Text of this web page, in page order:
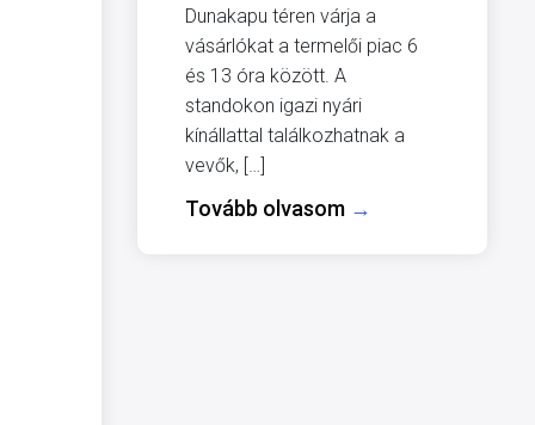
Dunakapu téren várja a
vásárlókat a termelői piac 6
és 13 óra között. A
standokon igazi nyári
kínállattal találkozhatnak a
vevők, […]
Tovább olvasom →